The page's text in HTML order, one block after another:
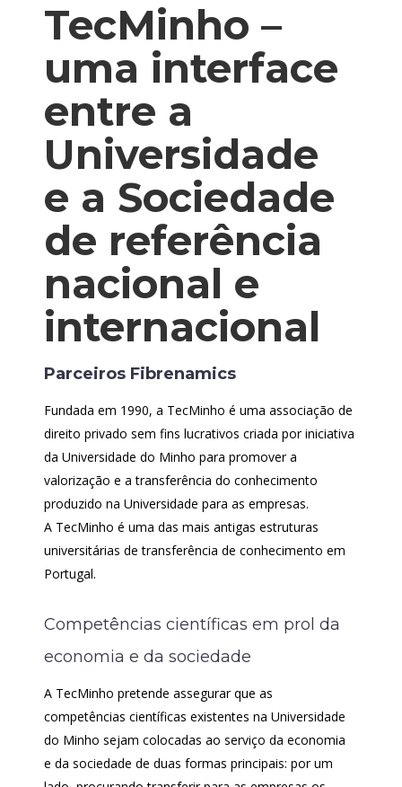
TecMinho –
uma interface
entre a
Universidade
e a Sociedade
de referência
nacional e
internacional
Parceiros Fibrenamics
Fundada em 1990, a TecMinho é uma associação de
direito privado sem fins lucrativos criada por iniciativa
da Universidade do Minho para promover a
valorização e a transferência do conhecimento
produzido na Universidade para as empresas.
A TecMinho é uma das mais antigas estruturas
universitárias de transferência de conhecimento em
Portugal.
Competências científicas em prol da
economia e da sociedade
A TecMinho pretende assegurar que as
competências científicas existentes na Universidade
do Minho sejam colocadas ao serviço da economia
e da sociedade de duas formas principais: por um